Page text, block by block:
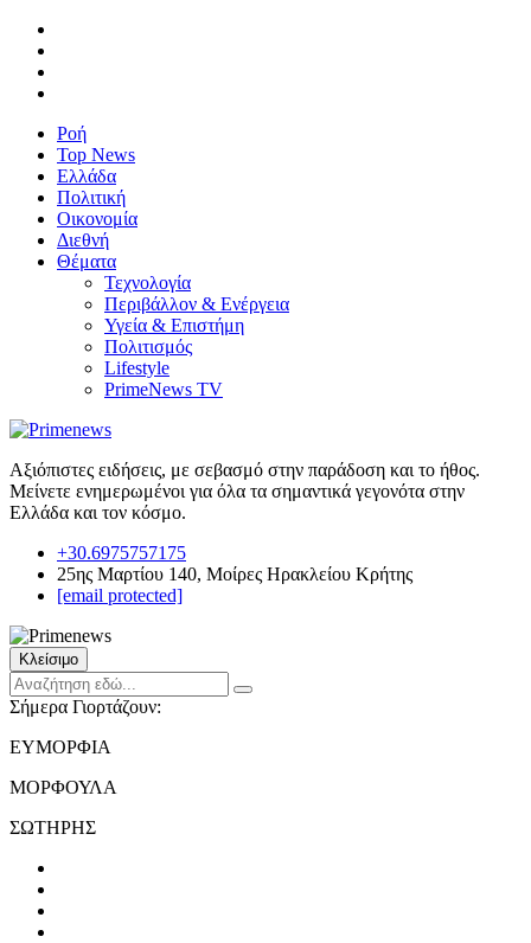
Ροή
Top News
Ελλάδα
Πολιτική
Οικονομία
Διεθνή
Θέματα
Τεχνολογία
Περιβάλλον & Ενέργεια
Υγεία & Επιστήμη
Πολιτισμός
Lifestyle
PrimeNews TV
Αξιόπιστες ειδήσεις, με σεβασμό στην παράδοση και το ήθος.
Μείνετε ενημερωμένοι για όλα τα σημαντικά γεγονότα στην
Ελλάδα και τον κόσμο.
+30.6975757175
25ης Μαρτίου 140, Μοίρες Ηρακλείου Κρήτης
[email protected]
Κλείσιμο
Σήμερα Γιορτάζουν:
ΕΥΜΟΡΦΙΑ
ΜΟΡΦΟΥΛΑ
ΣΩΤΗΡΗΣ